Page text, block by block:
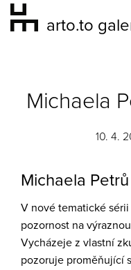
arto.to
Michaela
10. 4.
Michaela Petrů
V nové tematické
pozornost na
Vycházeje z vlastní
pozoruje proměňující